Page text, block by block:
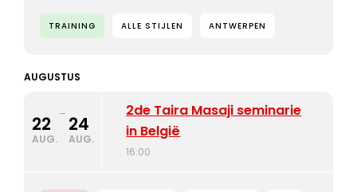
TRAINING ALLE STIJLEN ANTWERPEN
AUGUSTUS
22
AUG.
- 24
AUG.
2de Taira Masaji seminarie
in België
16:00